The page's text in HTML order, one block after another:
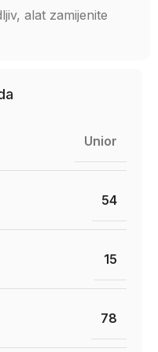
alat zamijenite
Unior
54
15
78